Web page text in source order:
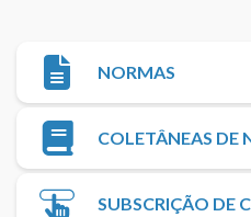
NORMAS
COLETÂNEAS DE
SUBSCRIÇÃO DE